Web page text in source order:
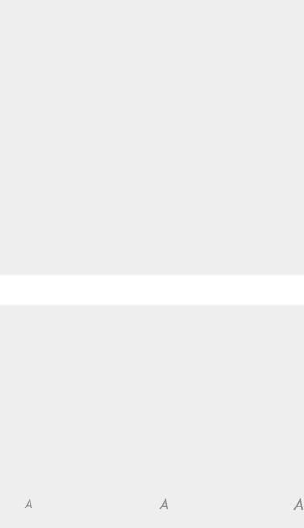
A A A